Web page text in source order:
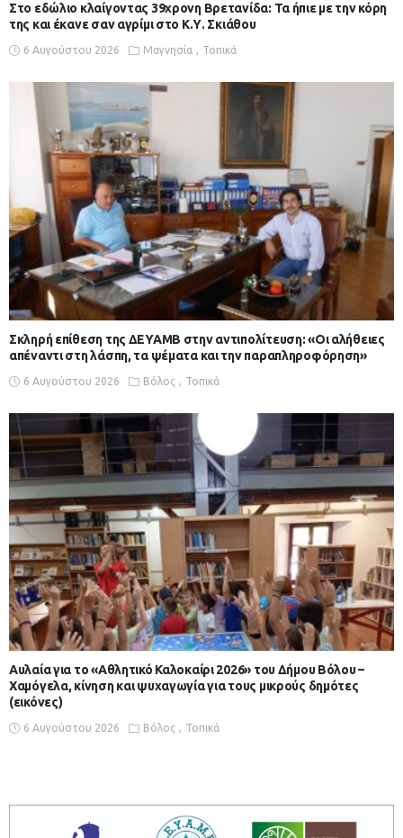
Στο εδώλιο κλαίγοντας 39χρονη Βρετανίδα: Τα ήπιε με την κόρη
της και έκανε σαν αγρίμι στο Κ.Υ. Σκιάθου
6 Αυγούστου 2026 Μαγνησία Τοπικά
Σκληρή επίθεση της ΔΕΥΑΜΒ στην αντιπολίτευση: «Οι αλήθειες
απέναντι στη λάσπη, τα ψέματα και την παραπληροφόρηση»
6 Αυγούστου 2026 Βόλος Τοπικά
Αυλαία για το «Αθλητικό Καλοκαίρι 2026» του Δήμου Βόλου –
Χαμόγελα, κίνηση και ψυχαγωγία για τους μικρούς δημότες
(εικόνες)
6 Αυγούστου 2026 Βόλος Τοπικά